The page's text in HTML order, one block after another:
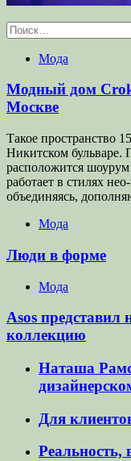
Найти:
Мода
Модный дом
Москве
Такое пространство
Никитском бульваре.
расположится
работает в стилях
объединяясь,
Мода
Люди в форме
Мода
Asos
коллекцию
Наташа
Для
Реальность,